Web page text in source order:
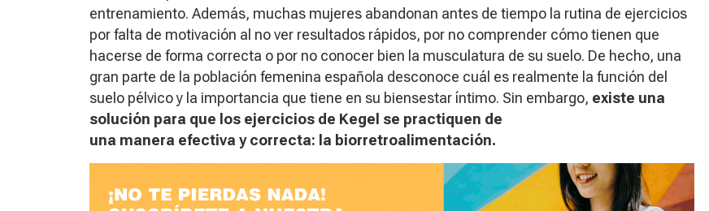
entrenamiento. Además, muchas mujeres abandonan antes de tiempo la rutina de ejercicios
por falta de motivación al no ver resultados rápidos, por no comprender cómo tienen que
hacerse de forma correcta o por no conocer bien la musculatura de su suelo. De hecho, una
gran parte de la población femenina española desconoce cuál es realmente la función del
suelo pélvico y la importancia que tiene en su biensestar íntimo. Sin embargo, existe una
solución para que los ejercicios de Kegel se practiquen de
una manera efectiva y correcta: la biorretroalimentación.